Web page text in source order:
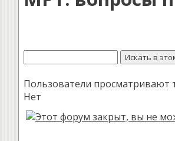
Пользователи просматривают
Нет